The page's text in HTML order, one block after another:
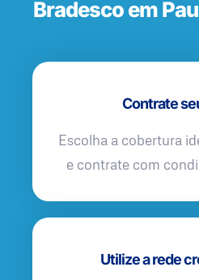
Bradesco em
Contrate
Escolha a cobertura
e contrate com
Utilize a rede